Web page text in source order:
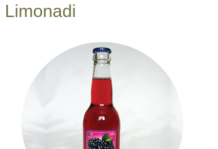
Limonadi